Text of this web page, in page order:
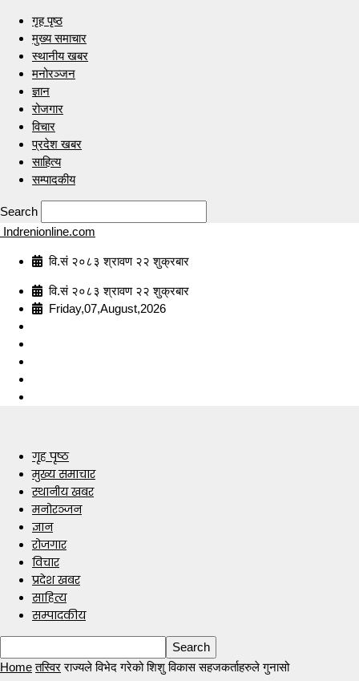
गृह पृष्ठ
मुख्य समाचार
स्थानीय खबर
मनोरञ्जन
ज्ञान
रोजगार
विचार
प्रदेश खबर
साहित्य
सम्पादकीय
Search
Indrenionline.com
वि.सं २०८३ श्रावण २२ शुक्रबार
वि.सं २०८३ श्रावण २२ शुक्रबार
Friday,07,August,2026
गृह पृष्ठ
मुख्य समाचार
स्थानीय खबर
मनोरञ्जन
ज्ञान
रोजगार
विचार
प्रदेश खबर
साहित्य
सम्पादकीय
Home तस्विर राज्यले विभेद गरेको शिशु विकास सहजकर्ताहरुले गुनासो